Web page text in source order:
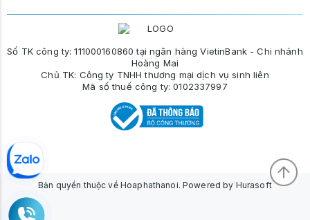
Số TK công ty: 111000160860 tại ngân hàng VietinBank - Chi nhánh
Hoàng Mai
Chủ TK: Công ty TNHH thương mại dịch vụ sinh liên
Mã số thuế công ty: 0102337997
Bản quyền thuộc về Hoaphathanoi. Powered by Hurasoft